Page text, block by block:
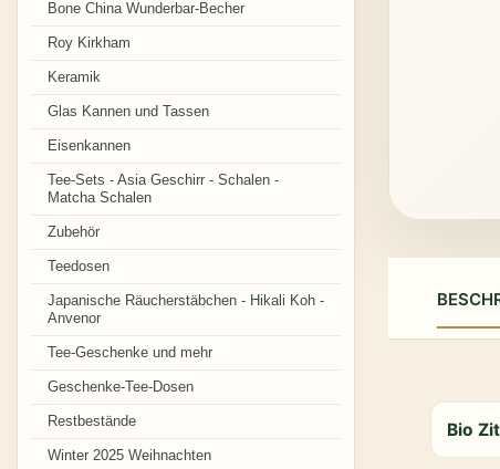
Bio
Bone China Wunderbar-Becher
Roy Kirkham
Keramik
Glas Kannen und Tassen
Eisenkannen
Tee-Sets - Asia Geschirr - Schalen -
Matcha Schalen
Zubehör
Teedosen
Japanische Räucherstäbchen - Hikali Koh -
Anvenor
Tee-Geschenke und mehr
Geschenke-Tee-Dosen
Restbestände
Winter 2025 Weihnachten